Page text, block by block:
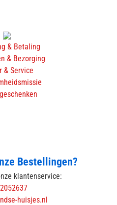
& Betaling
& Bezorging
& Service
Bestellingen?
klantenservice:
huisjes.nl